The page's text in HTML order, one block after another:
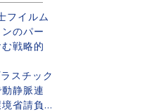
フイルム
のパー
戦略的
スチック
静脈連
省請負...